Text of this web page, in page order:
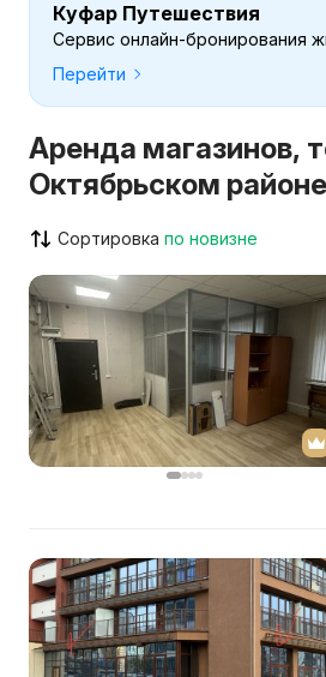
Куфар Путешествия
Сервис онлайн-бронирования
Перейти
Аренда магазинов,
Октябрьском
Сортировка по новизне